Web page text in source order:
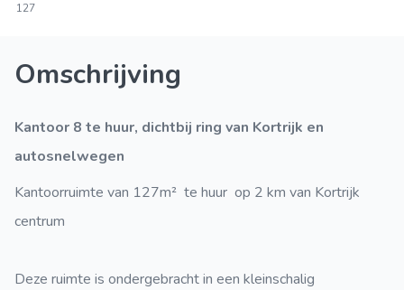
127
Omschrijving
Kantoor 8 te huur, dichtbij ring van Kortrijk en
autosnelwegen
Kantoorruimte van 127m² te huur op 2 km van Kortrijk
centrum
Deze ruimte is ondergebracht in een kleinschalig